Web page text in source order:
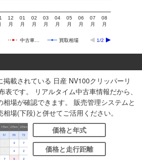
中古車… 買取相場 1/2
12
月
01
月
02
月
03
月
04
月
05
月
06
月
07
月
08
月
掲載されている 日産 NV100クリッパーリ
表です。 リアルタイム中古車情報だから、
場が確認できます。 販売管理システムと
場(下段)と併せてご活用ください。
価格と年式
価格と走行距離